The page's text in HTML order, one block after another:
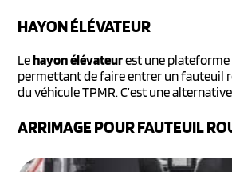
HAYON ÉLÉVATEUR
Lehayon élévateurest une
permettant de faire entrer un fauteuil
du véhicule TPMR. C’est une
ARRIMAGE POUR FAUTEUIL